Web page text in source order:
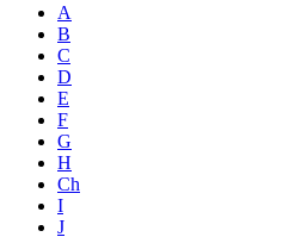
A
B
C
D
E
F
G
H
Ch
I
J